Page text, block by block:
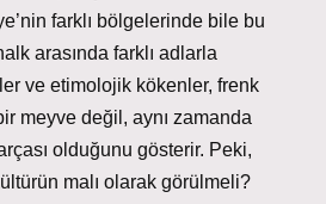
farklı bölgelerinde bile bu
arasında farklı adlarla
ve etimolojik kökenler, frenk
meyve değil, aynı zamanda
olduğunu gösterir. Peki,
malı olarak görülmeli?